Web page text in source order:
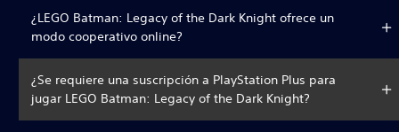
¿LEGO Batman: Legacy of the Dark Knight ofrece un
modo cooperativo online?
¿Se requiere una suscripción a PlayStation Plus para
jugar LEGO Batman: Legacy of the Dark Knight?